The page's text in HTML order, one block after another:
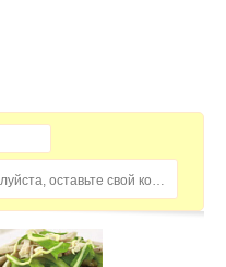
Домохозяйка, пожалуйста, оставьте свой комментарий...